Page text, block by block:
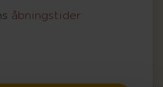
åbningstider